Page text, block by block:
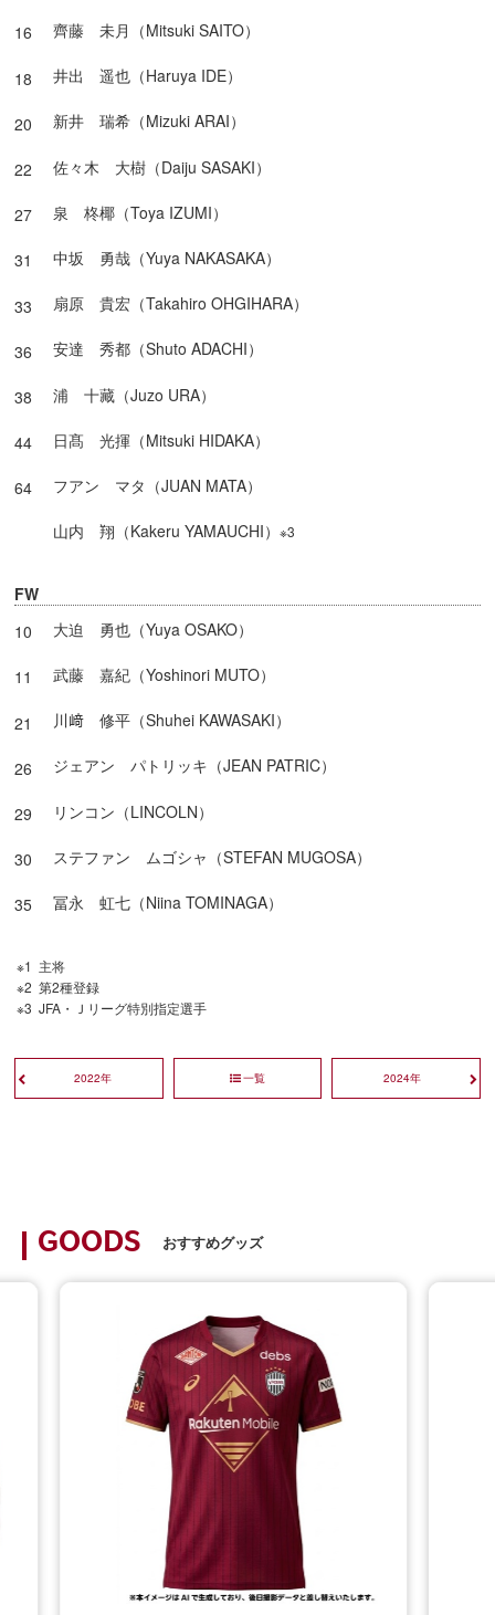
16 齊藤 未月（Mitsuki SAITO）
18 井出 遥也（Haruya IDE）
20 新井 瑞希（Mizuki ARAI）
22 佐々木 大樹（Daiju SASAKI）
27 泉 柊椰（Toya IZUMI）
31 中坂 勇哉（Yuya NAKASAKA）
33 扇原 貴宏（Takahiro OHGIHARA）
36 安達 秀都（Shuto ADACHI）
38 浦 十藏（Juzo URA）
44 日髙 光揮（Mitsuki HIDAKA）
64 フアン マタ（JUAN MATA）
山内 翔（Kakeru YAMAUCHI）※3
FW
10
大迫 勇也（Yuya OSAKO）
11 武藤 嘉紀（Yoshinori MUTO）
21 川﨑 修平（Shuhei KAWASAKI）
26 ジェアン パトリッキ（JEAN PATRIC）
29 リンコン（LINCOLN）
30 ステファン ムゴシャ（STEFAN MUGOSA）
35 冨永 虹七（Niina TOMINAGA）
主将
第2種登録
JFA・Ｊリーグ特別指定選手
2022年 一覧 2024年
GOODS おすすめグッズ